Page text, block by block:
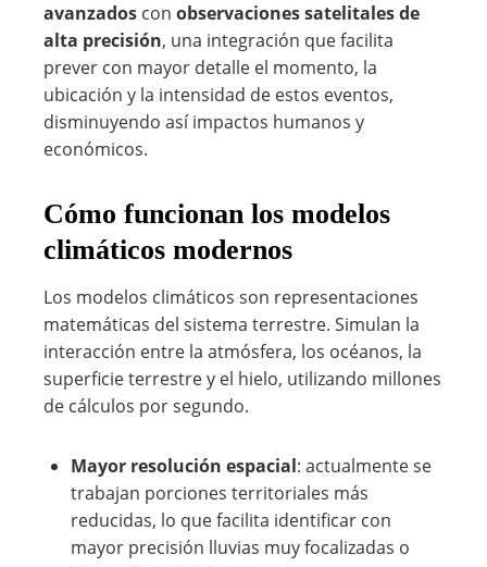
avanzados con observaciones satelitales de
alta precisión, una integración que facilita
prever con mayor detalle el momento, la
ubicación y la intensidad de estos eventos,
disminuyendo así impactos humanos y
económicos.
Cómo funcionan los modelos
climáticos modernos
Los modelos climáticos son representaciones
matemáticas del sistema terrestre. Simulan la
interacción entre la atmósfera, los océanos, la
superficie terrestre y el hielo, utilizando millones
de cálculos por segundo.
Mayor resolución espacial: actualmente se
trabajan porciones territoriales más
reducidas, lo que facilita identificar con
mayor precisión lluvias muy focalizadas o